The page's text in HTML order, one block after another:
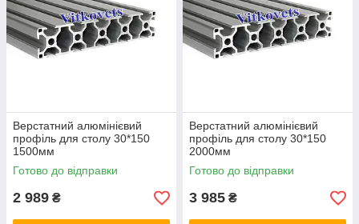
Верстатний алюмінієвий
профіль для столу 30*150
1500мм
Готово до відправки
2 989 ₴
Верстатний алюмінієвий
профіль для столу 30*150
2000мм
Готово до відправки
3 985 ₴